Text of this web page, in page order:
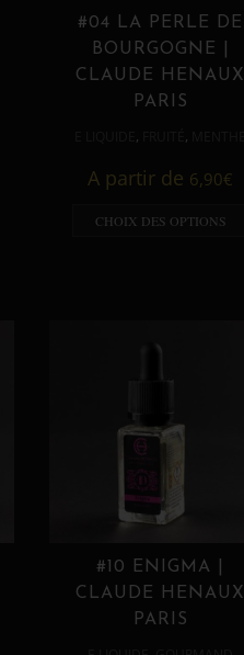
#04 LA PERLE DE
BOURGOGNE |
CLAUDE HENAUX
PARIS
, ,
A partir de 6,90€
CHOIX DES OPTIONS
#10 ENIGMA |
CLAUDE HENAUX
PARIS